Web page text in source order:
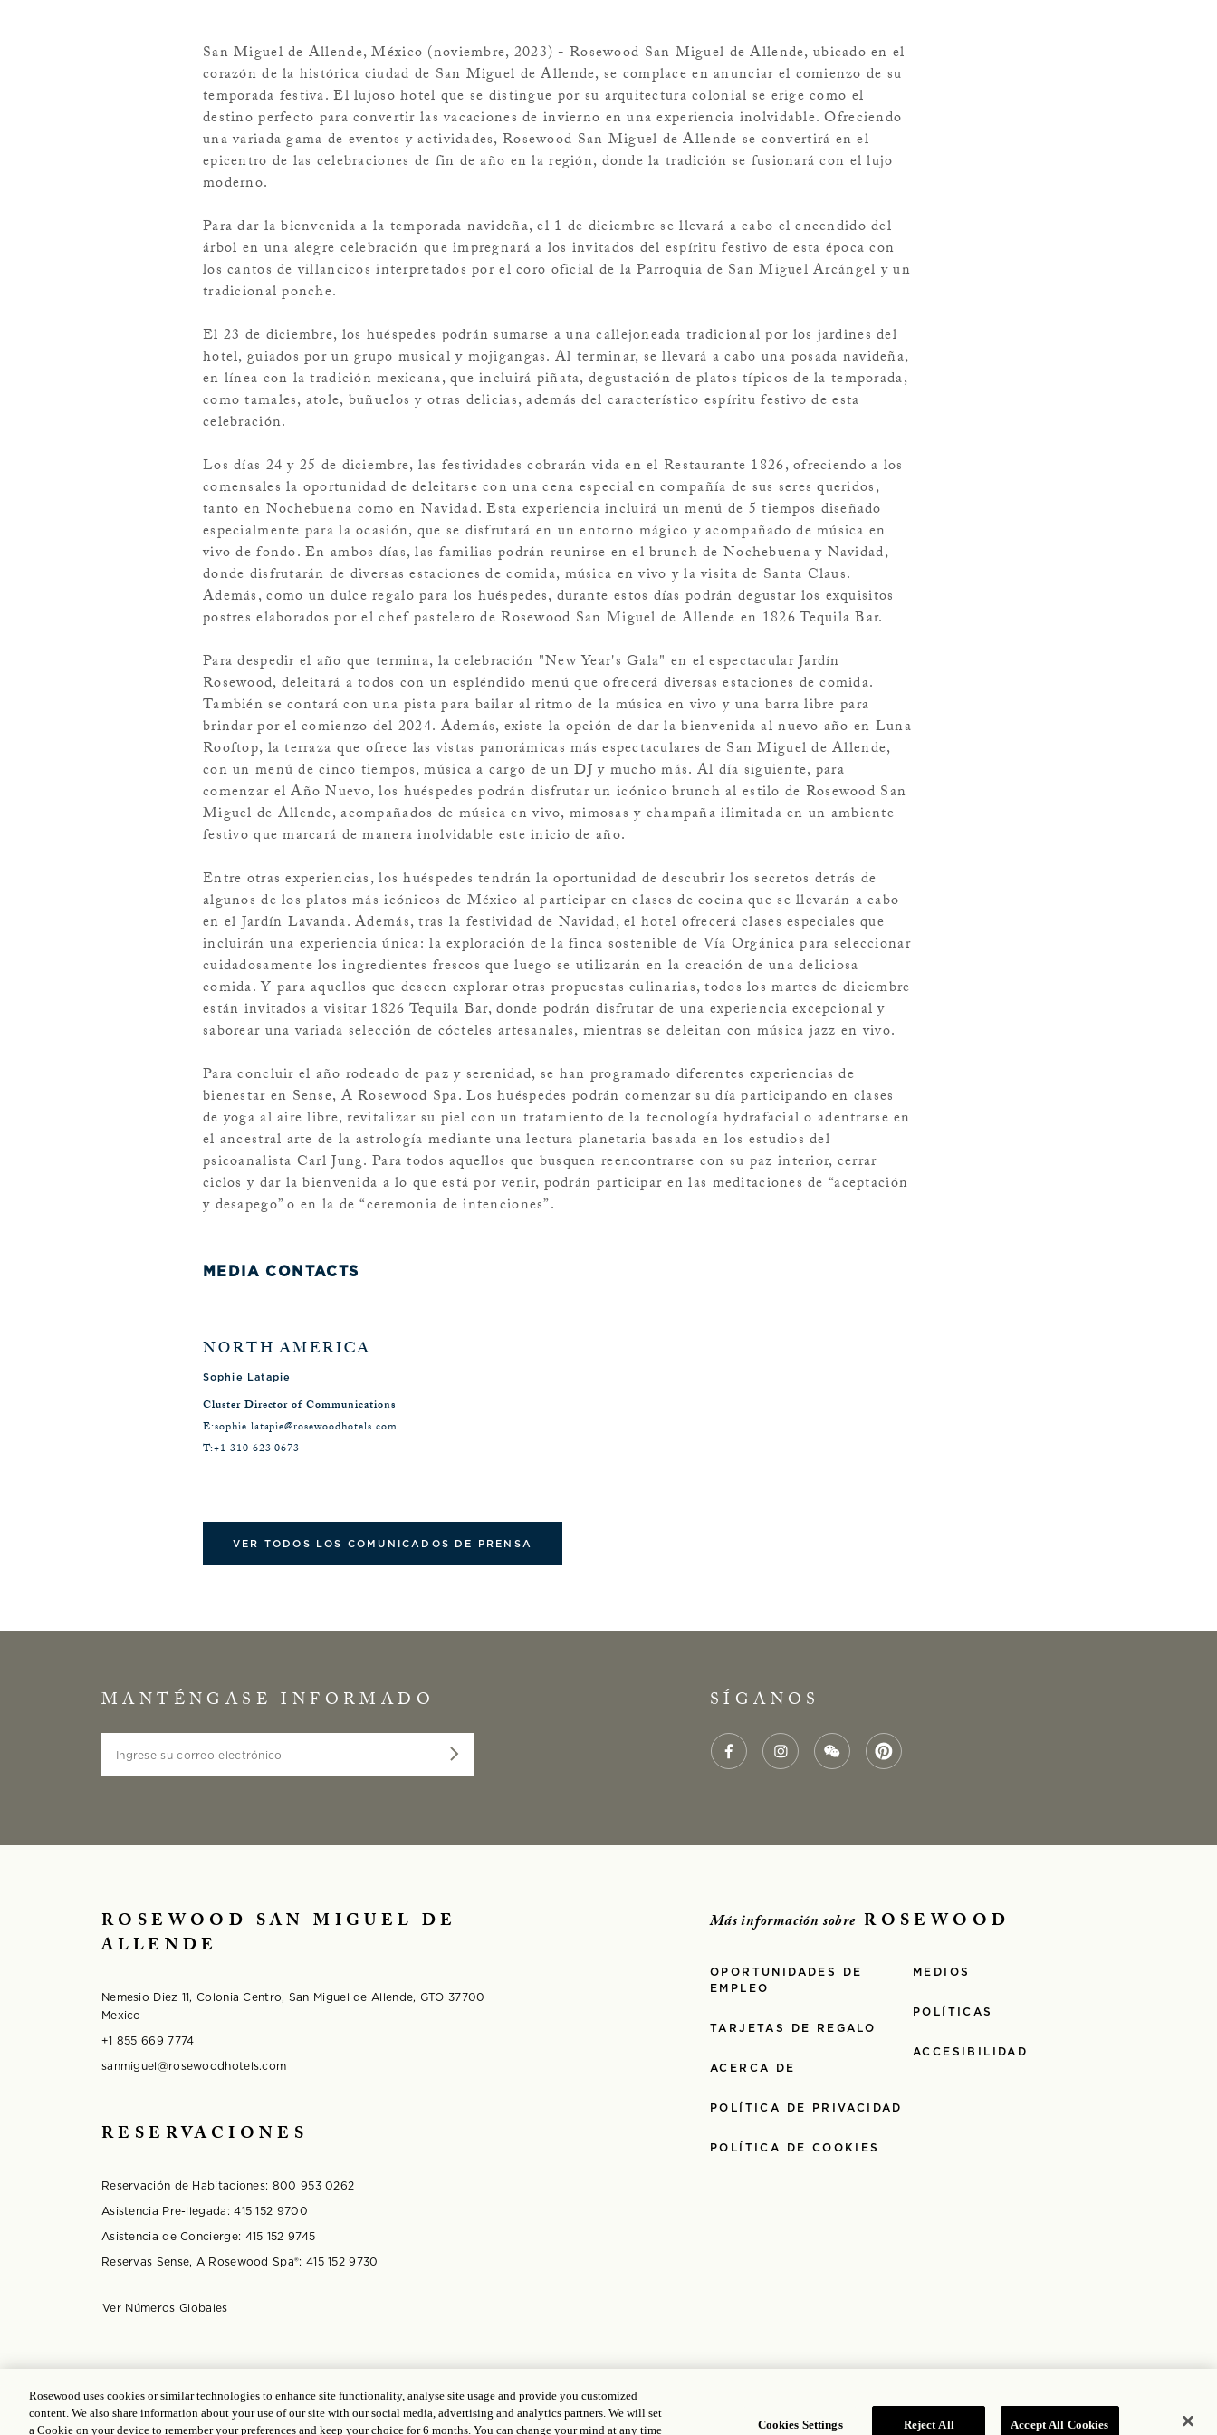
San Miguel de Allende, México (noviembre, 2023) - Rosewood San Miguel de Allende, ubicado en el
corazón de la histórica ciudad de San Miguel de Allende, se complace en anunciar el comienzo de su
temporada festiva. El lujoso hotel que se distingue por su arquitectura colonial se erige como el
destino perfecto para convertir las vacaciones de invierno en una experiencia inolvidable. Ofreciendo
una variada gama de eventos y actividades, Rosewood San Miguel de Allende se convertirá en el
epicentro de las celebraciones de fin de año en la región, donde la tradición se fusionará con el lujo
moderno.
Para dar la bienvenida a la temporada navideña, el 1 de diciembre se llevará a cabo el encendido del
árbol en una alegre celebración que impregnará a los invitados del espíritu festivo de esta época con
los cantos de villancicos interpretados por el coro oficial de la Parroquia de San Miguel Arcángel y un
tradicional ponche.
El 23 de diciembre, los huéspedes podrán sumarse a una callejoneada tradicional por los jardines del
hotel, guiados por un grupo musical y mojigangas. Al terminar, se llevará a cabo una posada navideña,
en línea con la tradición mexicana, que incluirá piñata, degustación de platos típicos de la temporada,
como tamales, atole, buñuelos y otras delicias, además del característico espíritu festivo de esta
celebración.
Los días 24 y 25 de diciembre, las festividades cobrarán vida en el Restaurante 1826, ofreciendo a los
comensales la oportunidad de deleitarse con una cena especial en compañía de sus seres queridos,
tanto en Nochebuena como en Navidad. Esta experiencia incluirá un menú de 5 tiempos diseñado
especialmente para la ocasión, que se disfrutará en un entorno mágico y acompañado de música en
vivo de fondo. En ambos días, las familias podrán reunirse en el brunch de Nochebuena y Navidad,
donde disfrutarán de diversas estaciones de comida, música en vivo y la visita de Santa Claus.
Además, como un dulce regalo para los huéspedes, durante estos días podrán degustar los exquisitos
postres elaborados por el chef pastelero de Rosewood San Miguel de Allende en 1826 Tequila Bar.
Para despedir el año que termina, la celebración "New Year's Gala" en el espectacular Jardín
Rosewood, deleitará a todos con un espléndido menú que ofrecerá diversas estaciones de comida.
También se contará con una pista para bailar al ritmo de la música en vivo y una barra libre para
brindar por el comienzo del 2024. Además, existe la opción de dar la bienvenida al nuevo año en Luna
Rooftop, la terraza que ofrece las vistas panorámicas más espectaculares de San Miguel de Allende,
con un menú de cinco tiempos, música a cargo de un DJ y mucho más. Al día siguiente, para
comenzar el Año Nuevo, los huéspedes podrán disfrutar un icónico brunch al estilo de Rosewood San
Miguel de Allende, acompañados de música en vivo, mimosas y champaña ilimitada en un ambiente
festivo que marcará de manera inolvidable este inicio de año.
Entre otras experiencias, los huéspedes tendrán la oportunidad de descubrir los secretos detrás de
algunos de los platos más icónicos de México al participar en clases de cocina que se llevarán a cabo
en el Jardín Lavanda. Además, tras la festividad de Navidad, el hotel ofrecerá clases especiales que
incluirán una experiencia única: la exploración de la finca sostenible de Vía Orgánica para seleccionar
cuidadosamente los ingredientes frescos que luego se utilizarán en la creación de una deliciosa
comida. Y para aquellos que deseen explorar otras propuestas culinarias, todos los martes de diciembre
están invitados a visitar 1826 Tequila Bar, donde podrán disfrutar de una experiencia excepcional y
saborear una variada selección de cócteles artesanales, mientras se deleitan con música jazz en vivo.
Para concluir el año rodeado de paz y serenidad, se han programado diferentes experiencias de
bienestar en Sense, A Rosewood Spa. Los huéspedes podrán comenzar su día participando en clases
de yoga al aire libre, revitalizar su piel con un tratamiento de la tecnología hydrafacial o adentrarse en
el ancestral arte de la astrología mediante una lectura planetaria basada en los estudios del
psicoanalista Carl Jung. Para todos aquellos que busquen reencontrarse con su paz interior, cerrar
ciclos y dar la bienvenida a lo que está por venir, podrán participar en las meditaciones de “aceptación
y desapego” o en la de “ceremonia de intenciones”.
MEDIA CONTACTS
NORTH AMERICA
Sophie Latapie
Cluster Director of Communications
E:sophie.latapie@rosewoodhotels.com
T:+1 310 623 0673
VER TODOS LOS COMUNICADOS DE PRENSA
MANTÉNGASE INFORMADO SÍGANOS
Más información sobreROSEWOOD
OPORTUNIDADES DE
EMPLEO
TARJETAS DE REGALO
ACERCA DE
POLÍTICA DE PRIVACIDAD
POLÍTICA DE COOKIES
MEDIOS
POLÍTICAS
ACCESIBILIDAD
ROSEWOOD SAN MIGUEL DE
ALLENDE
Nemesio Diez 11, Colonia Centro, San Miguel de Allende, GTO 37700
Mexico
+1 855 669 7774
sanmiguel@rosewoodhotels.com
RESERVACIONES
Reservación de Habitaciones: 800 953 0262
Asistencia Pre-llegada: 415 152 9700
Asistencia de Concierge: 415 152 9745
Reservas Sense, A Rosewood Spa®️: 415 152 9730
Ver Números GlobalesOpens in modal window
© 2025 Rosewood Hotel Group |Licencia ICP: 17035714| Gongan Beian: 31010102004896
Rosewood uses cookies or similar technologies to enhance site functionality, analyse site usage and provide you customized
content. We also share information about your use of our site with our social media, advertising and analytics partners. We will set
a Cookie on your device to remember your preferences and keep your choice for 6 months. You can change your mind at any time
Cookies Settings Reject All Accept All Cookies